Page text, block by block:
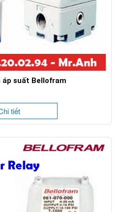
áp suất Bellofram
tiết